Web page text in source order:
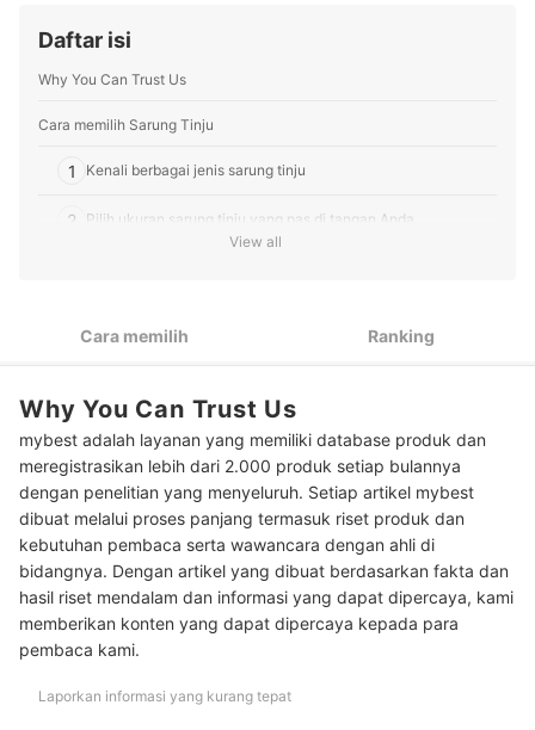
Profil Grace Mulyani
Daftar isi
Why You Can Trust Us
Cara memilih Sarung Tinju
1 Kenali berbagai jenis sarung tinju
2 Pilih ukuran sarung tinju yang pas di tangan Anda
Tips aman menggunakan sarung tinju dan MMA dari personal trainer
kami, Tedi Hermawan
Baca juga rekomendasi perlengkapan tinju lainnya di sini
View all
Cara memilih Ranking
Why You Can Trust Us
mybest adalah layanan yang memiliki database produk dan
meregistrasikan lebih dari 2.000 produk setiap bulannya
dengan penelitian yang menyeluruh. Setiap artikel mybest
dibuat melalui proses panjang termasuk riset produk dan
kebutuhan pembaca serta wawancara dengan ahli di
bidangnya. Dengan artikel yang dibuat berdasarkan fakta dan
hasil riset mendalam dan informasi yang dapat dipercaya, kami
memberikan konten yang dapat dipercaya kepada para
pembaca kami.
Laporkan informasi yang kurang tepat